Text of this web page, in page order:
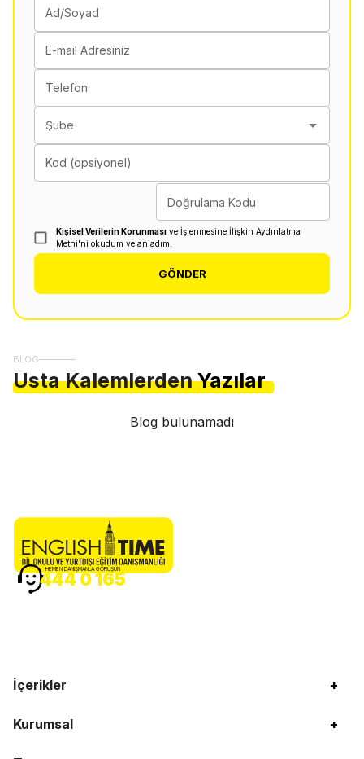
Ad/Soyad
E-mail Adresiniz
Telefon
Şube
Kod (opsiyonel)
Doğrulama Kodu
Kişisel Verilerin Korunması ve İşlenmesine İlişkin Aydınlatma
Metni'ni okudum ve anladım.
GÖNDER
BLOG
Usta Kalemlerden Yazılar
Blog bulunamadı
İçerikler +
Kurumsal +
HEMEN DANIŞMANLA GÖRÜŞÜN
444 0 165